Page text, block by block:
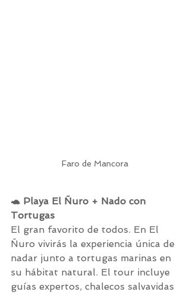
Faro de Mancora
🐢 Playa El Ñuro + Nado con
Tortugas
El gran favorito de todos. En El
Ñuro vivirás la experiencia única de
nadar junto a tortugas marinas en
su hábitat natural. El tour incluye
guías expertos, chalecos salvavidas